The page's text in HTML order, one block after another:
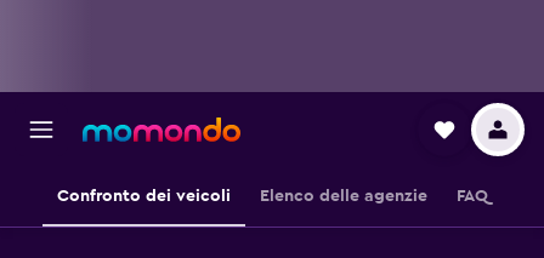
Confronto dei veicoli Elenco delle agenzie FAQ